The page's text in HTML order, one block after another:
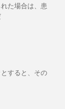
た場合は、患
すると、その